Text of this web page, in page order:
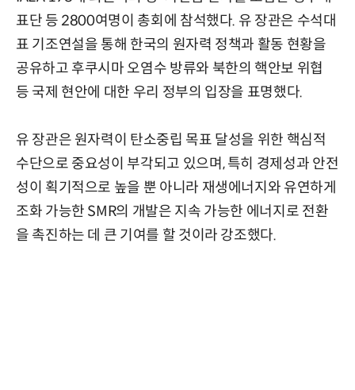
표단 등 2800여명이 총회에 참석했다. 유 장관은 수석대
표 기조연설을 통해 한국의 원자력 정책과 활동 현황을
공유하고 후쿠시마 오염수 방류와 북한의 핵안보 위협
등 국제 현안에 대한 우리 정부의 입장을 표명했다.
유 장관은 원자력이 탄소중립 목표 달성을 위한 핵심적
수단으로 중요성이 부각되고 있으며, 특히 경제성과 안전
성이 획기적으로 높을 뿐 아니라 재생에너지와 유연하게
조화 가능한 SMR의 개발은 지속 가능한 에너지로 전환
을 촉진하는 데 큰 기여를 할 것이라 강조했다.